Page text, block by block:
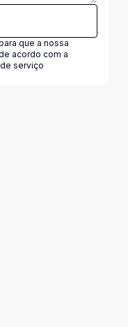
que a nossa
acordo com a
serviço